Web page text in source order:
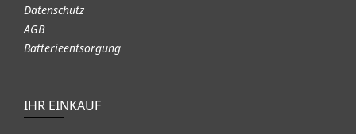
Datenschutz
AGB
Batterieentsorgung
IHR EINKAUF